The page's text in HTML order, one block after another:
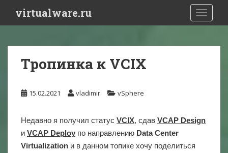
i
virtualware.ru
Тропинка к VCIX
15.02.2021 vladimir vSphere
Недавно я получил статус VCIX, сдав VCAP Design
и VCAP Deploy по направлению Data Center
Virtualization и в данном топике хочу поделиться